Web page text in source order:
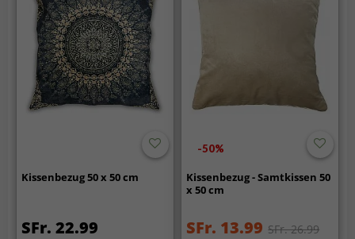
Kissenbezug 50 x 50 cm
SFr. 22.99
-50%
Kissenbezug - Samtkissen 50
x 50 cm
SFr. 13.99 SFr. 26.99